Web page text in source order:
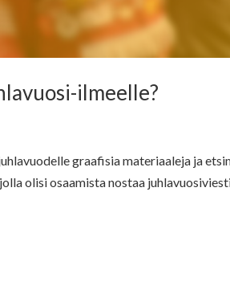
ilmeelle?
graafisia materiaaleja ja
olisi osaamista nostaa